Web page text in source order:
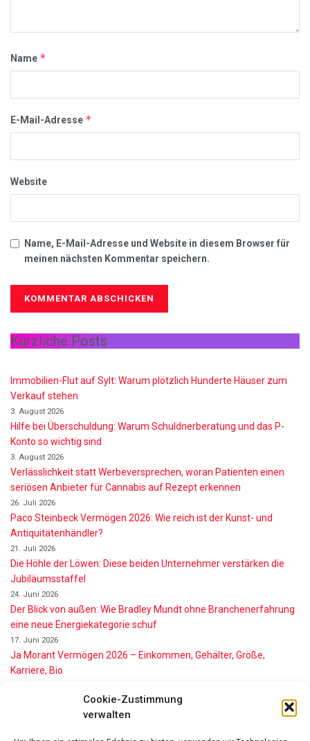
Cookie-Zustimmung
verwalten
Name *
E-Mail-Adresse *
Website
Name, E-Mail-Adresse und Website in diesem Browser für
meinen nächsten Kommentar speichern.
Kürzliche Posts
Immobilien-Flut auf Sylt: Warum plötzlich Hunderte Häuser zum
Verkauf stehen
3. August 2026
Hilfe bei Überschuldung: Warum Schuldnerberatung und das P-
Konto so wichtig sind
3. August 2026
Verlässlichkeit statt Werbeversprechen, woran Patienten einen
seriösen Anbieter für Cannabis auf Rezept erkennen
26. Juli 2026
Paco Steinbeck Vermögen 2026: Wie reich ist der Kunst- und
Antiquitätenhändler?
21. Juli 2026
Die Höhle der Löwen: Diese beiden Unternehmer verstärken die
Jubiläumsstaffel
24. Juni 2026
Der Blick von außen: Wie Bradley Mundt ohne Branchenerfahrung
eine neue Energiekategorie schuf
17. Juni 2026
Ja Morant Vermögen 2026 – Einkommen, Gehälter, Größe,
Karriere, Bio
Alice Walton Vermögen 2026: So reich ist die Walmart-Erbin